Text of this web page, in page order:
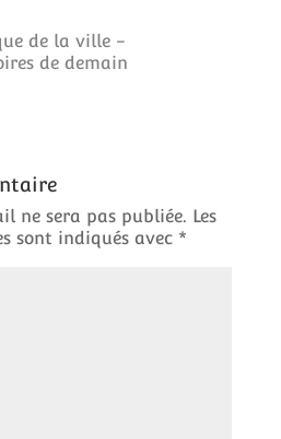
de la ville -
de demain
ne sera pas publiée. Les
sont indiqués avec *